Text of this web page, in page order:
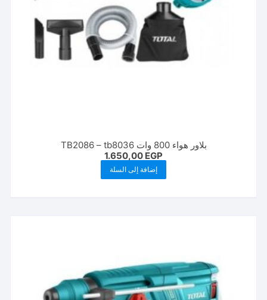
بلاور هواء 800 وات TB2086 – tb8036
1.650,00 EGP
إضافة إلى السلة